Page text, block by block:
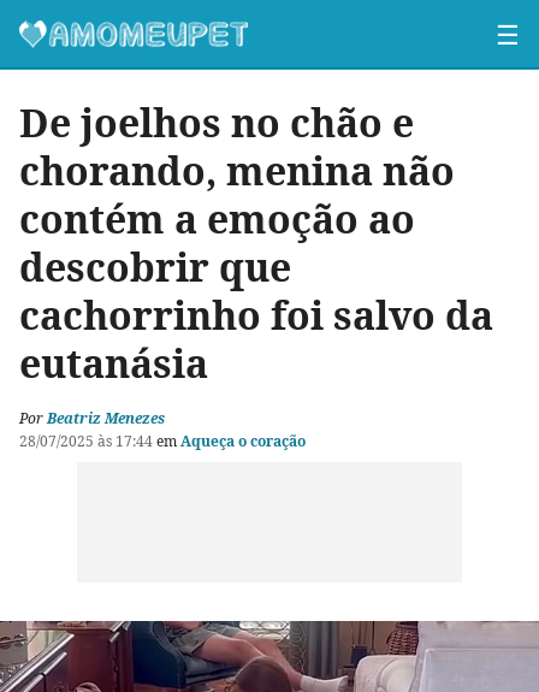
☰
De joelhos no chão e
chorando, menina não
contém a emoção ao
descobrir que
cachorrinho foi salvo da
eutanásia
PorBeatriz Menezes
28/07/2025 às 17:44emAqueça o coração